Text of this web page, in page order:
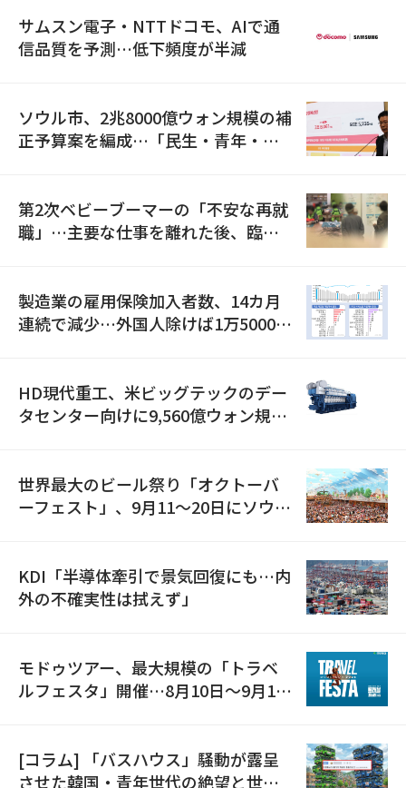
サムスン電子・NTTドコモ、AIで通
信品質を予測…低下頻度が半減
ソウル市、2兆8000億ウォン規模の補
正予算案を編成…「民生・青年・安
第2次ベビーブーマーの「不安な再就
職」…主要な仕事を離れた後、臨時
製造業の雇用保険加入者数、14カ月
連続で減少…外国人除けば1万5000人
HD現代重工、米ビッグテックのデー
タセンター向けに9,560億ウォン規模
世界最大のビール祭り「オクトーバ
ーフェスト」、9月11〜20日にソウル
KDI「半導体牽引で景気回復にも…内
外の不確実性は拭えず」
モドゥツアー、最大規模の「トラベ
ルフェスタ」開催…8月10日～9月11
[コラム] 「バスハウス」騒動が露呈
させた韓国・青年世代の絶望と世代